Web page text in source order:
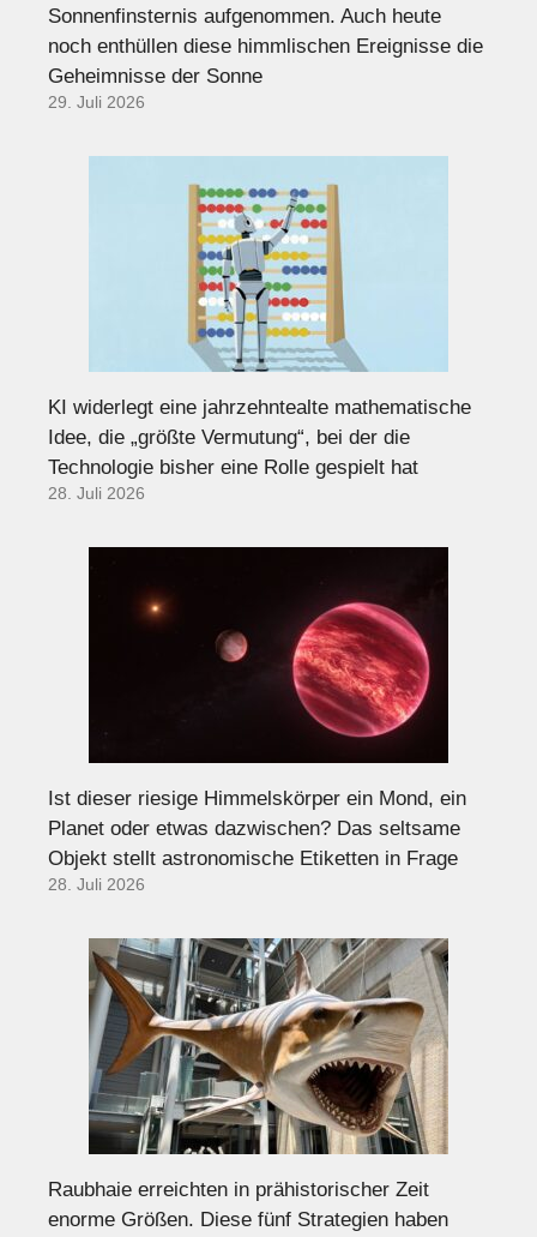
Sonnenfinsternis aufgenommen. Auch heute
noch enthüllen diese himmlischen Ereignisse die
Geheimnisse der Sonne
29. Juli 2026
KI widerlegt eine jahrzehntealte mathematische
Idee, die „größte Vermutung“, bei der die
Technologie bisher eine Rolle gespielt hat
28. Juli 2026
Ist dieser riesige Himmelskörper ein Mond, ein
Planet oder etwas dazwischen? Das seltsame
Objekt stellt astronomische Etiketten in Frage
28. Juli 2026
Raubhaie erreichten in prähistorischer Zeit
enorme Größen. Diese fünf Strategien haben